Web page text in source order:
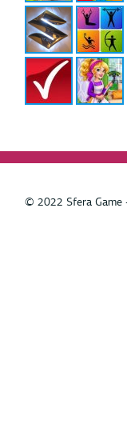
© 2022 Sfera Game